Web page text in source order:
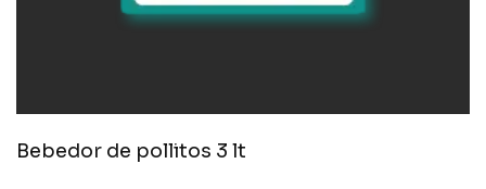
Bebedor de pollitos 3 lt